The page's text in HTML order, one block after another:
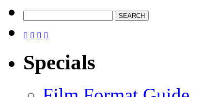
   
Specials